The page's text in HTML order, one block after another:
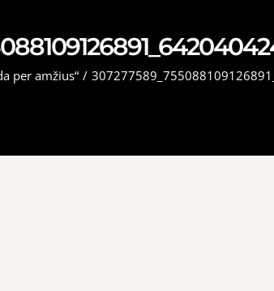
per amžius“ /